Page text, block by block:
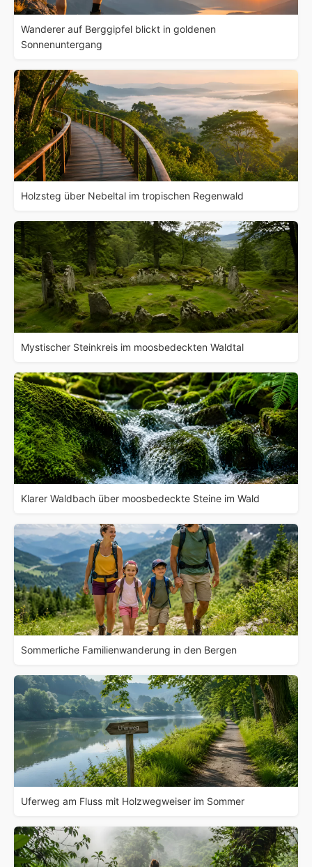
Wanderer auf Berggipfel blickt in goldenen
Sonnenuntergang
Holzsteg über Nebeltal im tropischen Regenwald
Mystischer Steinkreis im moosbedeckten Waldtal
Klarer Waldbach über moosbedeckte Steine im Wald
Sommerliche Familienwanderung in den Bergen
Uferweg am Fluss mit Holzwegweiser im Sommer